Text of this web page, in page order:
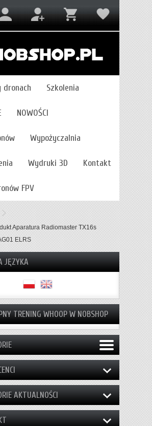
dronach Szkolenia
NOWOŚCI
Wypożyczalnia
Wydruki 3D Kontakt
FPV
Aparatura Radiomaster TX16s
ELRS
JĘZYKA
TRENING WHOOP W NOBSHOP
AKTUALNOŚCI